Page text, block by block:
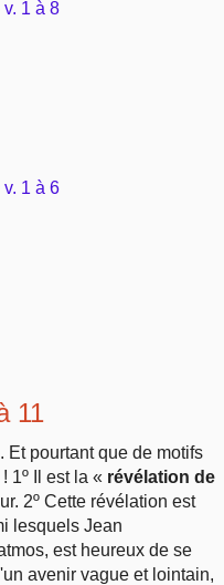
1 à 8
1 à 6
11
Et pourtant que de motifs
1º Il est la « révélation de
2º Cette révélation est
lesquels Jean
est heureux de se
avenir vague et lointain,